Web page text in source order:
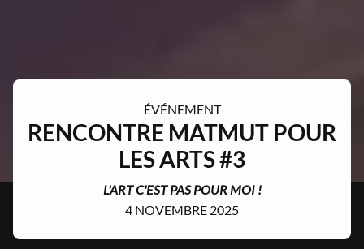
ÉVÉNEMENT
RENCONTRE MATMUT POUR
LES ARTS #3
L'ART C'EST PAS POUR MOI !
4 NOVEMBRE 2025